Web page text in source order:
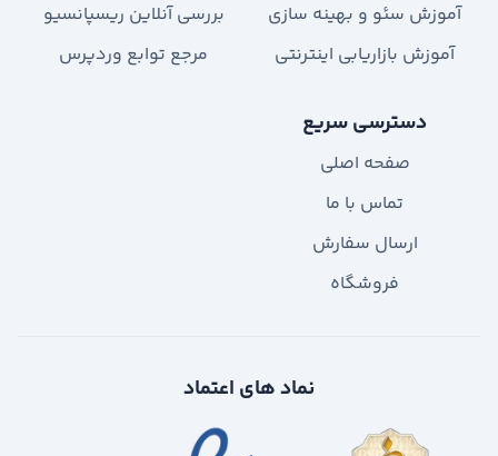
آموزش سئو و بهینه سازی
آموزش بازاریابی اینترنتی
بررسی آنلاین ریسپانسیو
مرجع توابع وردپرس
دسترسی سریع
صفحه اصلی
تماس با ما
ارسال سفارش
فروشگاه
نماد های اعتماد